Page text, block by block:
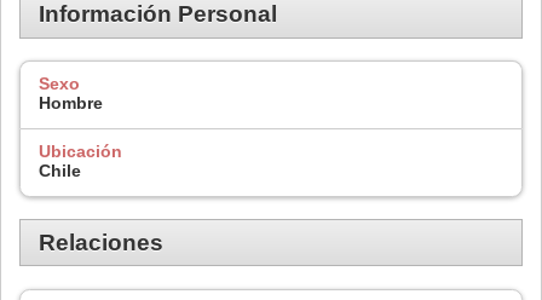
Información Personal
Sexo
Hombre
Ubicación
Chile
Relaciones